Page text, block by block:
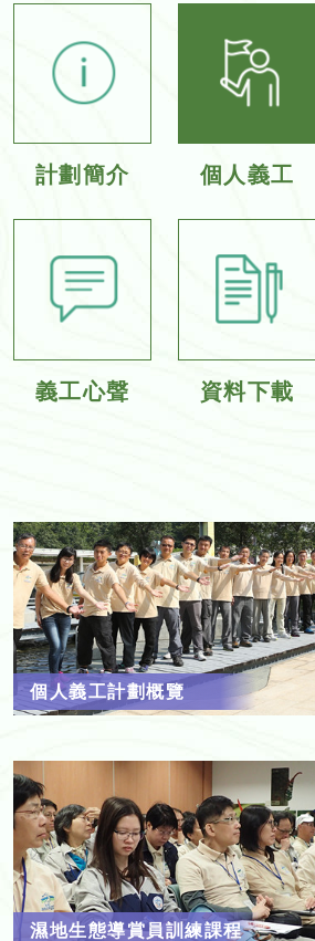
計劃簡介 個人義工
義工心聲 資料下載
個人義工計劃概覽
濕地生態導賞員訓練課程